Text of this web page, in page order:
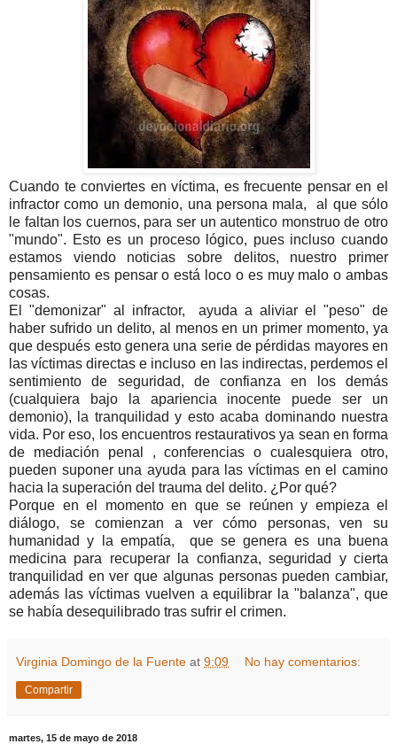
Cuando te conviertes en víctima, es frecuente pensar en el
infractor como un demonio, una persona mala, al que sólo
le faltan los cuernos, para ser un autentico monstruo de otro
"mundo". Esto es un proceso lógico, pues incluso cuando
estamos viendo noticias sobre delitos, nuestro primer
pensamiento es pensar o está loco o es muy malo o ambas
cosas.
El "demonizar" al infractor, ayuda a aliviar el "peso" de
haber sufrido un delito, al menos en un primer momento, ya
que después esto genera una serie de pérdidas mayores en
las víctimas directas e incluso en las indirectas, perdemos el
sentimiento de seguridad, de confianza en los demás
(cualquiera bajo la apariencia inocente puede ser un
demonio), la tranquilidad y esto acaba dominando nuestra
vida. Por eso, los encuentros restaurativos ya sean en forma
de mediación penal , conferencias o cualesquiera otro,
pueden suponer una ayuda para las víctimas en el camino
hacia la superación del trauma del delito. ¿Por qué?
Porque en el momento en que se reúnen y empieza el
diálogo, se comienzan a ver cómo personas, ven su
humanidad y la empatía, que se genera es una buena
medicina para recuperar la confianza, seguridad y cierta
tranquilidad en ver que algunas personas pueden cambiar,
además las víctimas vuelven a equilibrar la "balanza", que
se había desequilibrado tras sufrir el crimen.
Virginia Domingo de la Fuente at 9:09 No hay comentarios:
Compartir
martes, 15 de mayo de 2018